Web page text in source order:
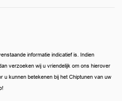
informatie indicatief is. Indien
verzoeken wij u vriendelijk om ons hierover
u kunnen betekenen bij het Chiptunen van uw